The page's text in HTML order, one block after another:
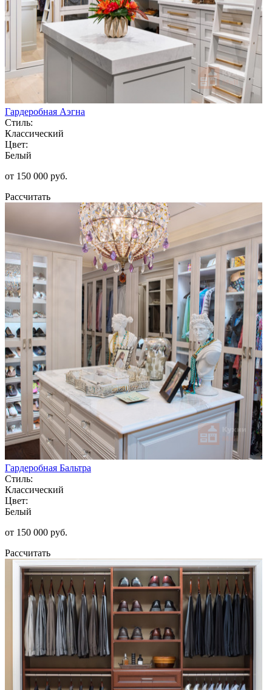
Гардеробная Аэгна
Стиль:
Классический
Цвет:
Белый
от 150 000 руб.
Рассчитать
Гардеробная Бальтра
Стиль:
Классический
Цвет:
Белый
от 150 000 руб.
Рассчитать